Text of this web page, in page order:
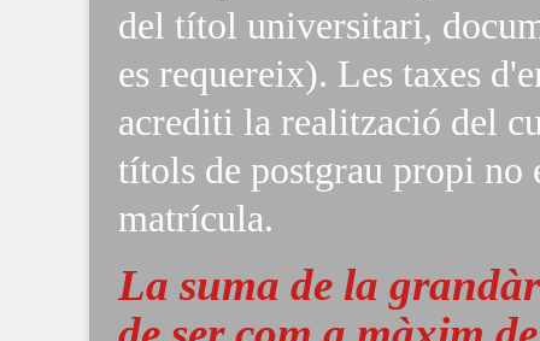
del títol universitari,
es requereix). Les taxes
acrediti la realització del
títols de postgrau propi no
matrícula.
La suma de la